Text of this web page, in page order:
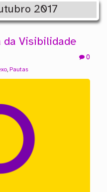
2017
da Visibilidade
0
, Pautas